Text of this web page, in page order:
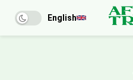
English